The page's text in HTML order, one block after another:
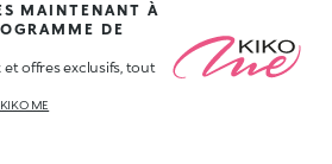
MAINTENANT À
DE
offres exclusifs, tout
ME